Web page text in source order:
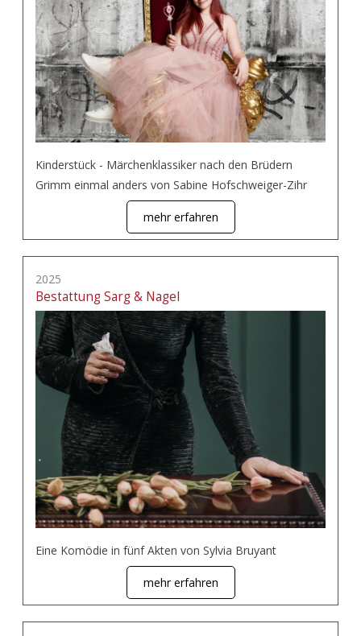
Kinderstück - Märchenklassiker nach den Brüdern
Grimm einmal anders von Sabine Hofschweiger-Zihr
mehr erfahren
2025
Bestattung Sarg & Nagel
Eine Komödie in fünf Akten von Sylvia Bruyant
mehr erfahren